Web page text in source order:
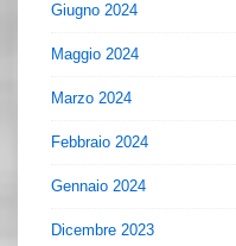
Giugno 2024
Maggio 2024
Marzo 2024
Febbraio 2024
Gennaio 2024
Dicembre 2023